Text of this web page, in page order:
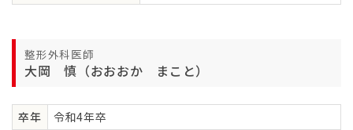
整形外科医師
大岡 慎（おおおか まこと）
卒年 令和4年卒